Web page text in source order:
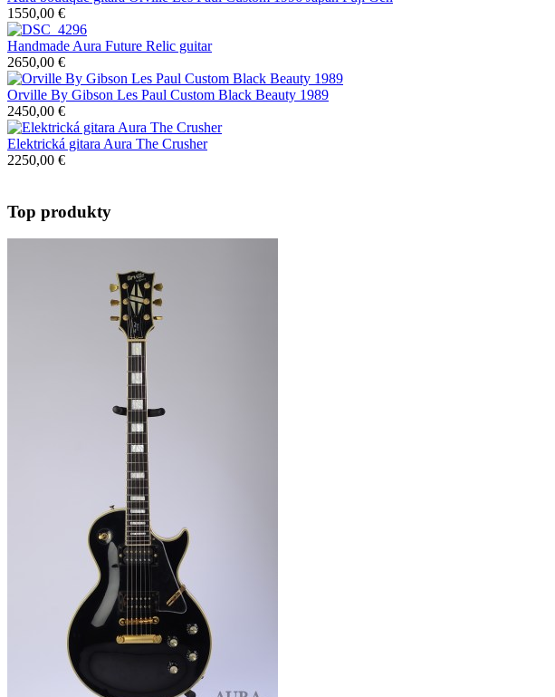
1550,00 €
Handmade Aura Future Relic guitar
2650,00 €
Orville By Gibson Les Paul Custom Black Beauty 1989
2450,00 €
Elektrická gitara Aura The Crusher
2250,00 €
Top produkty